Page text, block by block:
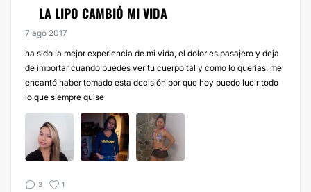
LA LIPO CAMBIÓ MI VIDA
7 ago 2017
ha sido la mejor experiencia de mi vida, el dolor es pasajero y deja
de importar cuando puedes ver tu cuerpo tal y como lo querías. me
encantó haber tomado esta decisión por que hoy puedo lucir todo
lo que siempre quise
3 1